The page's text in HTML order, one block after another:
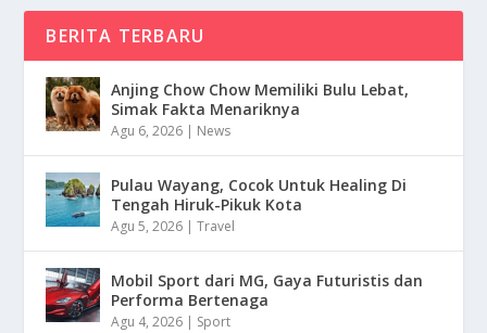
BERITA TERBARU
Anjing Chow Chow Memiliki Bulu Lebat,
Simak Fakta Menariknya
Agu 6, 2026 | News
Pulau Wayang, Cocok Untuk Healing Di
Tengah Hiruk-Pikuk Kota
Agu 5, 2026 |Travel
Mobil Sport dari MG, Gaya Futuristis dan
Performa Bertenaga
Agu 4, 2026 | Sport